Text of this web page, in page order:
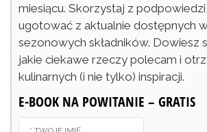
miesiącu. Skorzystaj z
ugotować z aktualnie dostępnych
sezonowych składników. Dowiesz
jakie ciekawe rzeczy polecam i
kulinarnych (i nie tylko) inspiracji.
E-BOOK NA POWITANIE – GRATIS